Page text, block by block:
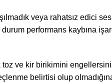
veya rahatsız edici
performans kaybına
toz ve kir birikimini
belirtisi olup